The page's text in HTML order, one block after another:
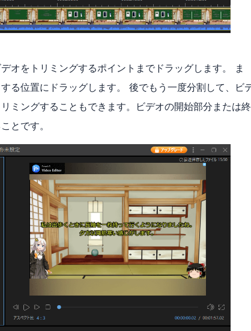
オをトリミングするポイントまでドラッグします。 ま
る位置にドラッグします。 後でもう一度分割して、ビ
ミングすることもできます。ビデオの開始部分または
とです。